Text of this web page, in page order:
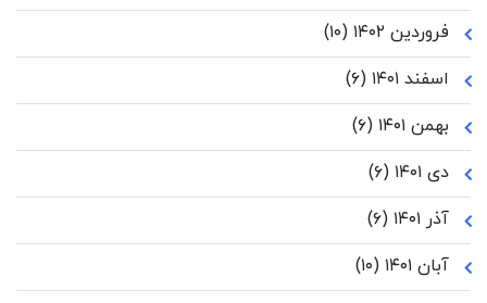
فروردین ۱۴۰۲
(۱۰)
اسفند ۱۴۰۱
(۶)
بهمن ۱۴۰۱
(۶)
دی ۱۴۰۱
(۶)
آذر ۱۴۰۱
(۶)
آبان ۱۴۰۱
(۱۰)